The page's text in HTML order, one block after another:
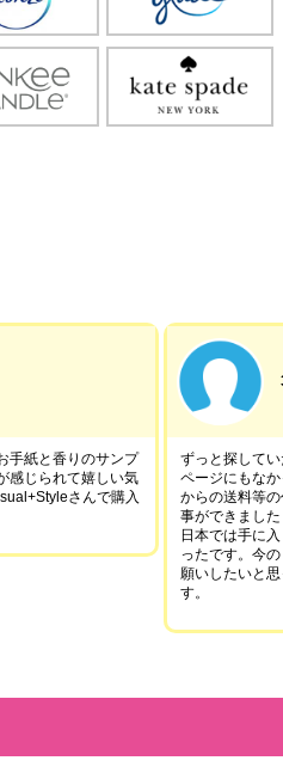
手紙と香りのサンプ
感じられて嬉しい気
さんで購入
ずっと探して
ページにもな
からの送料等
事ができました
日本では手に
ったです。今
願いしたいと
す。